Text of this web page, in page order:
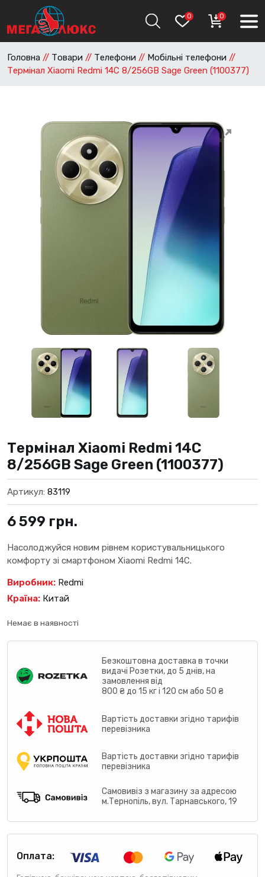
0 0
Головна // Товари // Телефони // Мобільні телефони //
Термінал Xiaomi Redmi 14C 8/256GB Sage Green (1100377)
Термінал Xiaomi Redmi 14C
8/256GB Sage Green (1100377)
Артикул: 83119
6 599 грн.
Насолоджуйся новим рівнем користувальницького
комфорту зі смартфоном Xiaomi Redmi 14C.
Виробник: Redmi
Країна: Китай
Немає в наявності
Безкоштовна доставка в точки
видачі Розетки, до 5 днів, на
замовлення від
800 ₴ до 15 кг і 120 см або 50 ₴
Вартість доставки згідно тарифів
перевізника
Вартість доставки згідно тарифів
перевізника
Самовивіз з магазину за адресою
м.Тернопіль, вул. Тарнавського, 19
Оплата: